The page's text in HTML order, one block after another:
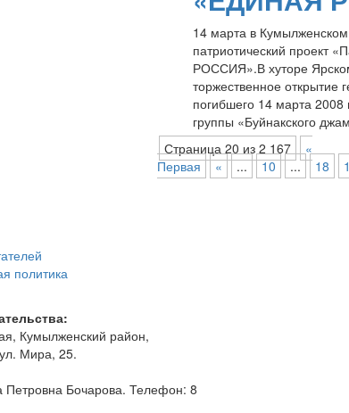
14 марта в Кумылженском
патриотический проект
РОССИЯ».В хуторе
торжественное открытие
погибшего 14 марта
группы «Буйнакского
Страница 20 из 2 167
«
Первая
« ... 10 ... 18
политика
Кумылженский район,
Мира, 25.
Петровна Бочарова. Телефон: 8